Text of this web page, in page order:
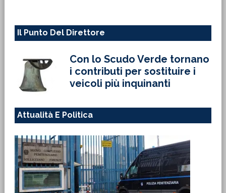
Il Punto Del Direttore
Con lo Scudo Verde tornano
i contributi per sostituire i
veicoli più inquinanti
Attualità E Politica